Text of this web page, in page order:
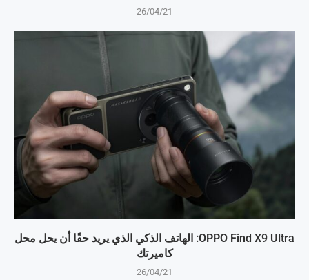
26/04/21
OPPO Find X9 Ultra: الهاتف الذكي الذي يريد حقًا أن يحل محل
كاميرتك
26/04/21